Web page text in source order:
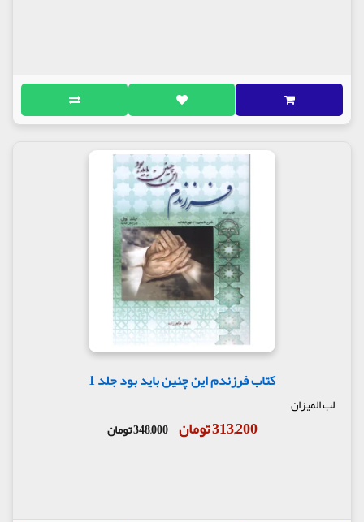
کتاب فرزندم این چنین باید بود جلد 1
لب المیزان
313,200 تومان 348,000 تومان